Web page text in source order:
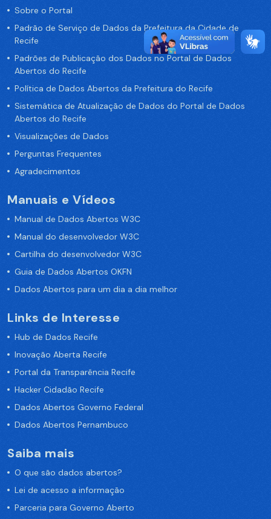
Sobre o Portal
Padrão de Serviço de Dados da Prefeitura da Cidade de
Recife
Padrões de Publicação dos Dados no Portal de Dados
Abertos do Recife
Política de Dados Abertos da Prefeitura do Recife
Sistemática de Atualização de Dados do Portal de Dados
Abertos do Recife
Visualizações de Dados
Perguntas Frequentes
Agradecimentos
Manuais e Vídeos
Manual de Dados Abertos W3C
Manual do desenvolvedor W3C
Cartilha do desenvolvedor W3C
Guia de Dados Abertos OKFN
Dados Abertos para um dia a dia melhor
Links de Interesse
Hub de Dados Recife
Inovação Aberta Recife
Portal da Transparência Recife
Hacker Cidadão Recife
Dados Abertos Governo Federal
Dados Abertos Pernambuco
Saiba mais
O que são dados abertos?
Lei de acesso a informação
Parceria para Governo Aberto